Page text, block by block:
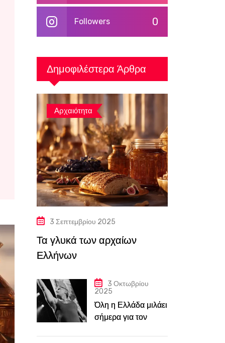
0
Followers
Δημοφιλέστερα Άρθρα
Αρχαιότητα
3 Σεπτεμβρίου 2025
Τα γλυκά των αρχαίων
Ελλήνων
3 Οκτωβρίου
2025
Όλη η Ελλάδα μιλάει
σήμερα για τον